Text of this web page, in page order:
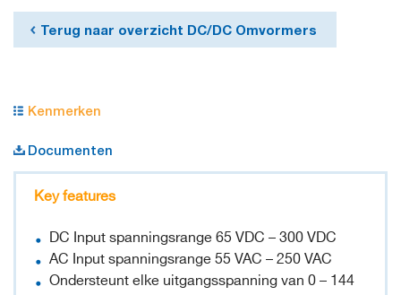
Terug naar overzicht DC/DC Omvormers
Kenmerken
Documenten
Key features
DC Input spanningsrange 65 VDC – 300 VDC
AC Input spanningsrange 55 VAC – 250 VAC
Ondersteunt elke uitgangsspanning van 0 – 144